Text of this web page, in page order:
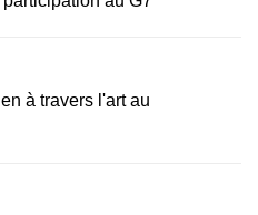
à travers l'art au